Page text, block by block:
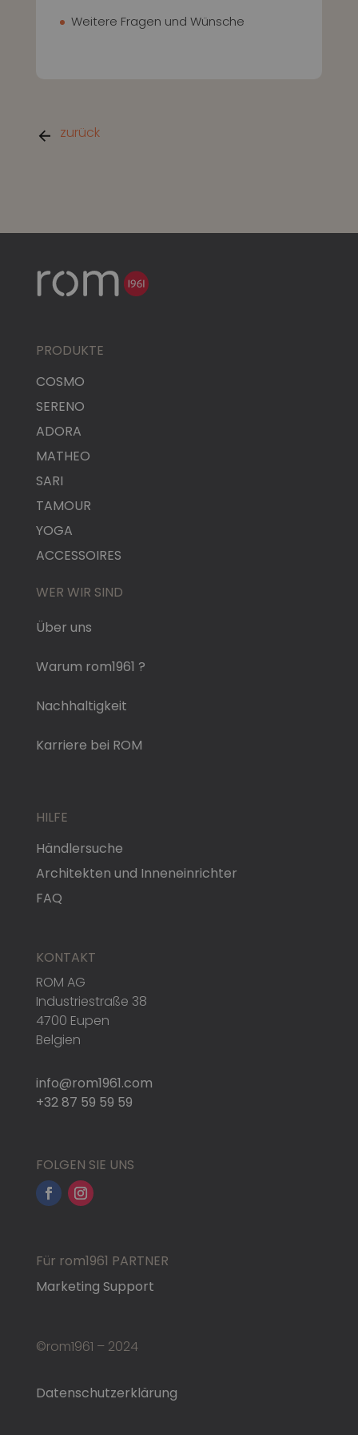
Weitere Fragen und Wünsche
zurück
PRODUKTE
COSMO
SERENO
ADORA
MATHEO
SARI
TAMOUR
YOGA
ACCESSOIRES
WER WIR SIND
Über uns
Warum rom1961 ?
Nachhaltigkeit
Karriere bei ROM
HILFE
Händlersuche
Architekten und Inneneinrichter
FAQ
KONTAKT
ROM AG
Industriestraße 38
4700 Eupen
Belgien
info@rom1961.com
+32 87 59 59 59
FOLGEN SIE UNS
Für rom1961 PARTNER
Marketing Support
©rom1961 – 2024
Datenschutzerklärung